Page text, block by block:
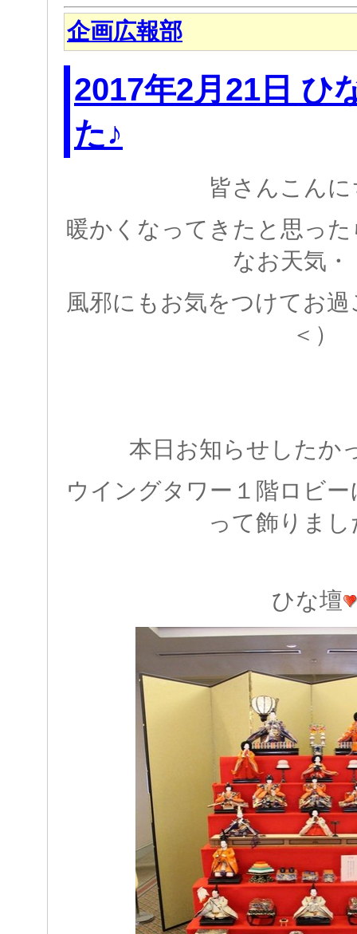
企画広報部
2017年2月21日 ひ
た♪
皆さんこん
暖かくなってきたと思っ
なお天気・
風邪にもお気をつけてお
＜）
本日お知らせしたか
ウイングタワー１階ロビ
って飾りま
ひな壇